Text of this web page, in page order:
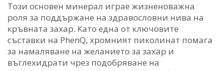
Този основен минерал играе жизненоважна
роля за поддържане на здравословни нива на
кръвната захар. Като една от ключовите
съставки на PhenQ, хромният пиколинат помага
за намаляване на желанието за захар и
въглехидрати чрез подобряване на